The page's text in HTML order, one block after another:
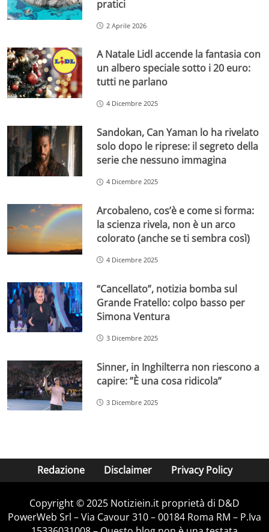
pratici
2 Aprile 2026
A Natale Lidl accende la fantasia con
un albero speciale sotto i 20 euro:
tutti ne parlano
4 Dicembre 2025
Sandokan, Can Yaman lo ha rivelato
solo dopo le riprese: il segreto della
serie che nessuno immagina
4 Dicembre 2025
Arcobaleno, cos’è e come si forma:
la scienza rivela, non è un arco
colorato (anche se ti sembra così)
4 Dicembre 2025
“Cancellato”, notizia bomba sul
Grande Fratello: colpo basso per
Simona Ventura
3 Dicembre 2025
Sinner, in Inghilterra non riescono a
capire: ”È una cosa ridicola”
3 Dicembre 2025
Redazione Disclaimer Privacy Policy
Copyright © 2025 Notiziein.it proprietà di D&D
PowerWeb Srl – Via Cavour 310 – 00184 Roma RM – P.Iva